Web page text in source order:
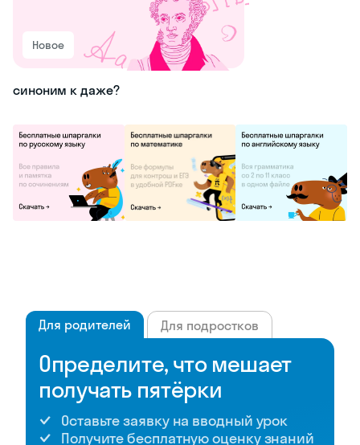
Новое
синоним к даже?
Для родителей Для подростков
Определите, что мешает
получать пятёрки
Оставьте заявку на вводный урок
Получите бесплатную оценку знаний